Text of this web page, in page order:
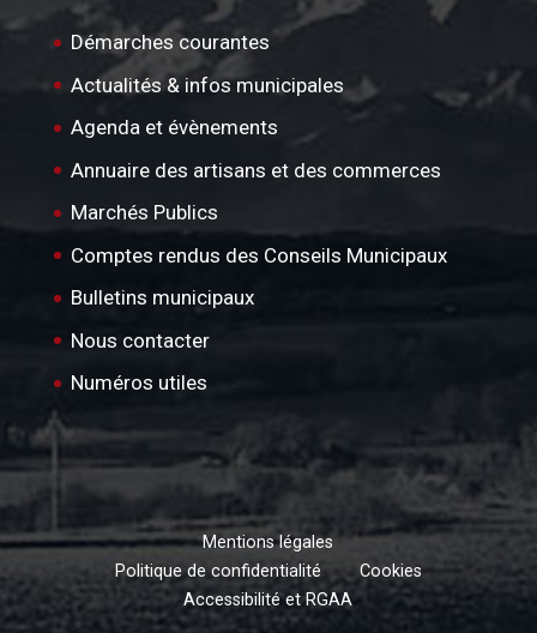
Démarches courantes
Actualités & infos municipales
Agenda et évènements
Annuaire des artisans et des commerces
Marchés Publics
Comptes rendus des Conseils Municipaux
Bulletins municipaux
Nous contacter
Numéros utiles
Mentions légales
Politique de confidentialité
Cookies
Accessibilité et RGAA